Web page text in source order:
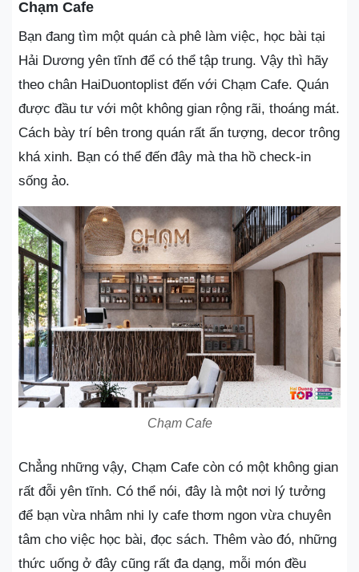
Chạm Cafe
Bạn đang tìm một quán cà phê làm việc, học bài tại
Hải Dương yên tĩnh để có thể tập trung. Vậy thì hãy
theo chân HaiDuontoplist đến với Chạm Cafe. Quán
được đầu tư với một không gian rộng rãi, thoáng mát.
Cách bày trí bên trong quán rất ấn tượng, decor trông
khá xinh. Bạn có thể đến đây mà tha hồ check-in
sống ảo.
Chạm Cafe
Chẳng những vậy, Chạm Cafe còn có một không gian
rất đỗi yên tĩnh. Có thể nói, đây là một nơi lý tưởng
để bạn vừa nhâm nhi ly cafe thơm ngon vừa chuyên
tâm cho việc học bài, đọc sách. Thêm vào đó, những
thức uống ở đây cũng rất đa dạng, mỗi món đều